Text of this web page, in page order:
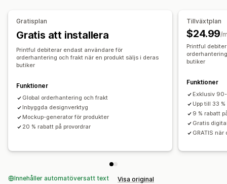
Leveransalternativ
Ekologisk leverans
Gratisplan
Gratis att installera
Printful debiterar endast användare för
orderhantering och frakt när en produkt säljs i deras
butiker
Funktioner
Global orderhantering och frakt
Inbyggda designverktyg
Mockup-generator för produkter
20 % rabatt på provordrar
Tillväxtplan
$24.99/
Printful
butiker
Funktioner
Exklusiv
Upp till 33
9 % rabatt
Gratis
GRATIS
Innehåller automatöversatt text Visa original